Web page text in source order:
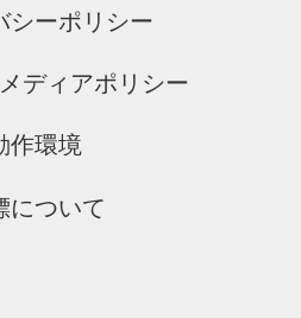
シーポリシー
ディアポリシー
作環境
について